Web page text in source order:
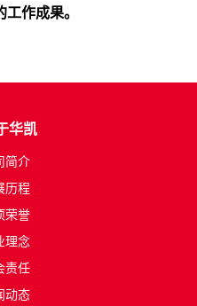
作成果。
华凯
简介
历程
荣誉
理念
责任
动态